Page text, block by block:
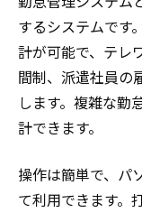
するシステムです
計が可能で、テレ
間制、派遣社員の
します。複雑な勤
計できます。
操作は簡単で、パ
て利用できます。